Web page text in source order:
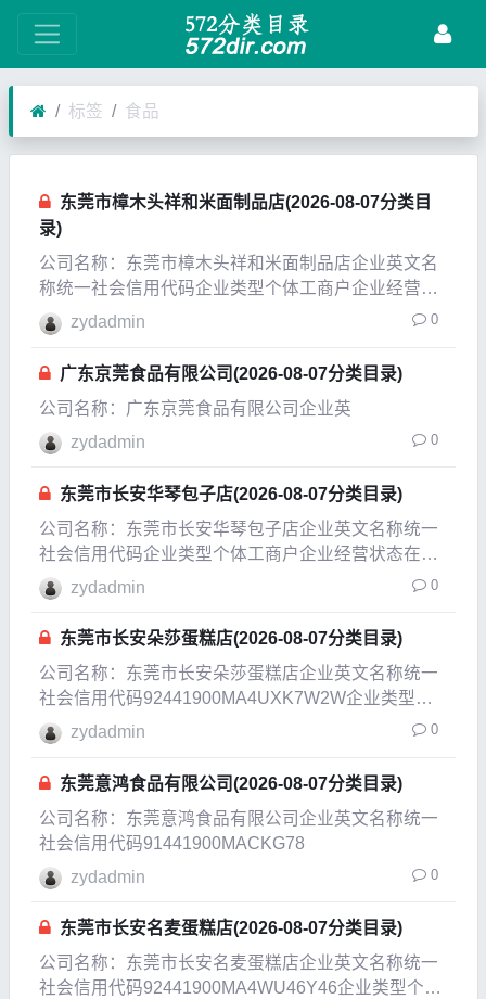
标签 食品
东莞市樟木头祥和米面制品店(2026-08-07分类目
录)
公司名称：东莞市樟木头祥和米面制品店企业英文名
称统一社会信用代码企业类型个体工商户企业经营状
态注销企业成立日期2010-11-25成立日期2012-07-26
法定代表人王小康注册资本1万人民币实缴资本参保
人数公司规模经营范围零售：预包装兼散
zydadmin 0
广东京莞食品有限公司(2026-08-07分类目录)
公司名称：广东京莞食品有限公司企业英
zydadmin
0
东莞市长安华琴包子店(2026-08-07分类目录)
公司名称：东莞市长安华琴包子店企业英文名称统一
社会信用代码企业类型个体工商户企业经营状态在业
企业成立日期2007-11-29成立日期2016-09-06法定代
表人朱华注册资本0.2万人民币实缴资本参保人数公司
规模经营范围零售：散装食品（含现
zydadmin 0
东莞市长安朵莎蛋糕店(2026-08-07分类目录)
公司名称：东莞市长安朵莎蛋糕店企业英文名称统一
社会信用代码92441900MA4UXK7W2W企业类型个
体工商户企业经营状态注销企业成立日期2016-11-07
成立日期2018-11-12法定代表人牛晓鑫注册资本
0.0003万人民币实缴资本
zydadmin 0
东莞意鸿食品有限公司(2026-08-07分类目录)
公司名称：东莞意鸿食品有限公司企业英文名称统一
社会信用代码91441900MACKG78
zydadmin
0
东莞市长安名麦蛋糕店(2026-08-07分类目录)
公司名称：东莞市长安名麦蛋糕店企业英文名称统一
社会信用代码92441900MA4WU46Y46企业类型个体